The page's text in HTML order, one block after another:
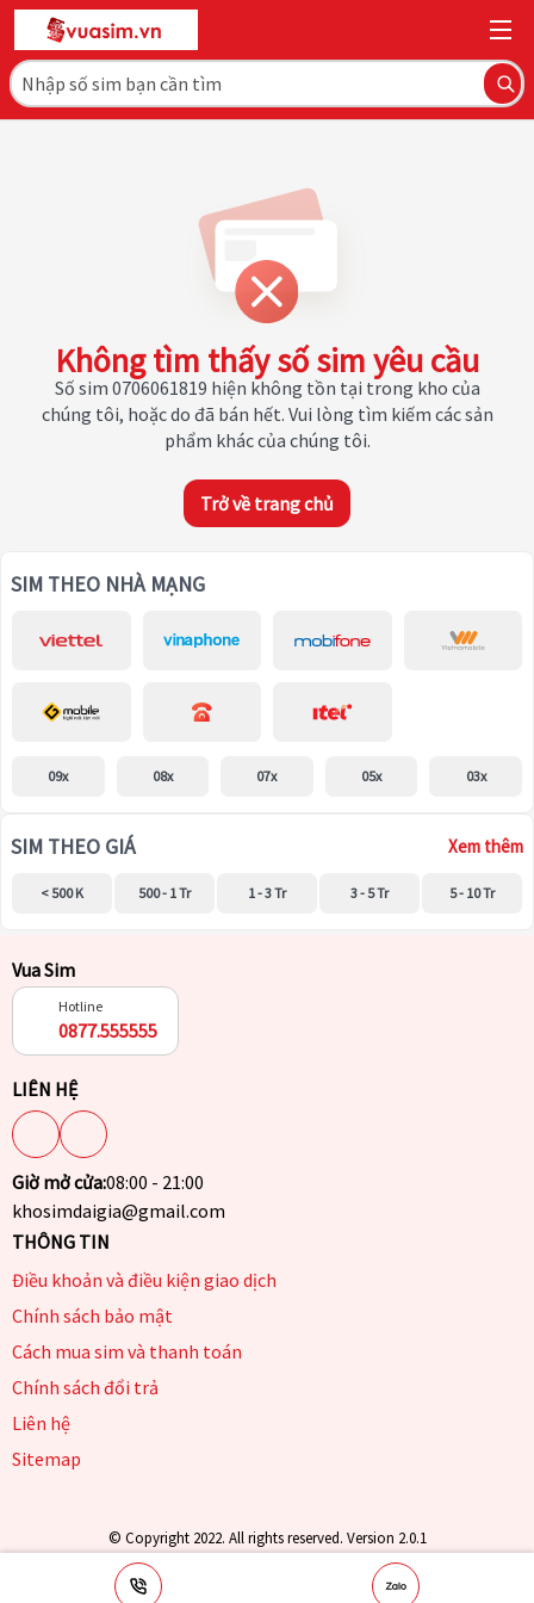
Không tìm thấy số sim yêu cầu
Số sim 0706061819 hiện không tồn tại trong kho của
chúng tôi, hoặc do đã bán hết. Vui lòng tìm kiếm các sản
phẩm khác của chúng tôi.
Trở về trang chủ
SIM THEO NHÀ MẠNG
09x 08x 07x 05x 03x
SIM THEO GIÁ Xem thêm
< 500 K 500 - 1 Tr 1 - 3 Tr 3 - 5 Tr 5 - 10 Tr
Vua Sim
Hotline
0877.555555
LIÊN HỆ
Giờ mở cửa:08:00 - 21:00
khosimdaigia@gmail.com
THÔNG TIN
Điều khoản và điều kiện giao dịch
Chính sách bảo mật
Cách mua sim và thanh toán
Chính sách đổi trả
Liên hệ
Sitemap
© Copyright 2022. All rights reserved. Version 2.0.1